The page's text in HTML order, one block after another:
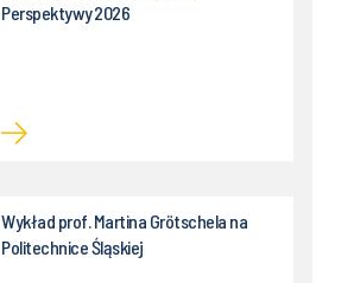
Perspektywy 2026
Wykład prof. Martina Grötschela na
Politechnice Śląskiej